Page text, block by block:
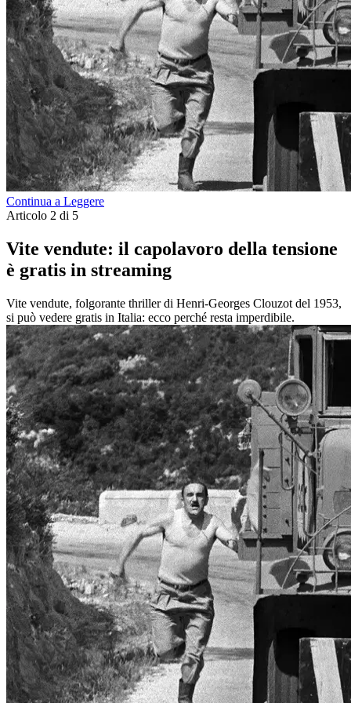
Continua a Leggere
Articolo 2 di 5
Vite vendute: il capolavoro della tensione
è gratis in streaming
Vite vendute, folgorante thriller di Henri-Georges Clouzot del 1953,
si può vedere gratis in Italia: ecco perché resta imperdibile.